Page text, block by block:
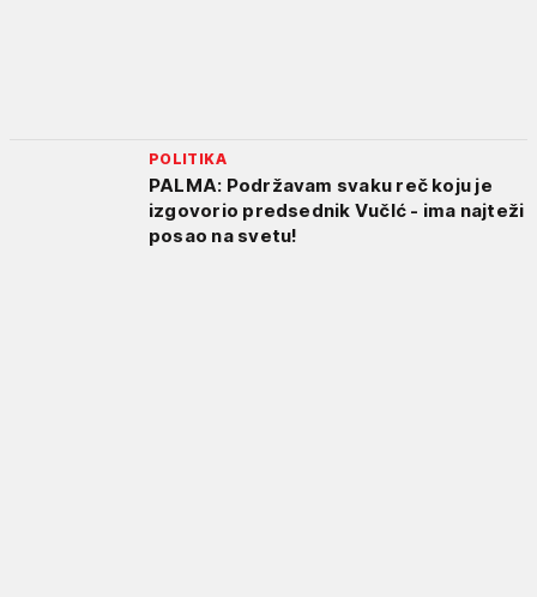
POLITIKA
PALMA: Podržavam svaku reč koju je
izgovorio predsednik VučIć - ima najteži
posao na svetu!